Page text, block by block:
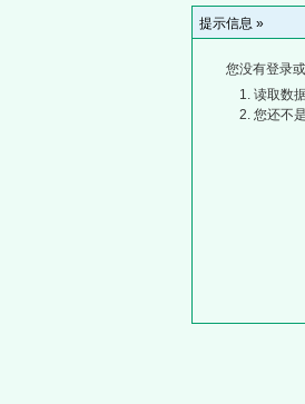
提示信息 »
您没有登录
读取数
您还不